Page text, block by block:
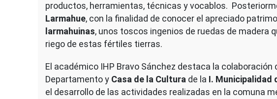
productos, herramientas, técnicas y vocablos.
Larmahue, con la finalidad de conocer el apreciado
larmahuinas, unos toscos ingenios de ruedas de madera
riego de estas fértiles tierras.
El académico IHP Bravo Sánchez destaca la colaboración
Departamento y Casa de la Cultura de la I. Municipalidad
el desarrollo de las actividades realizadas en la comuna